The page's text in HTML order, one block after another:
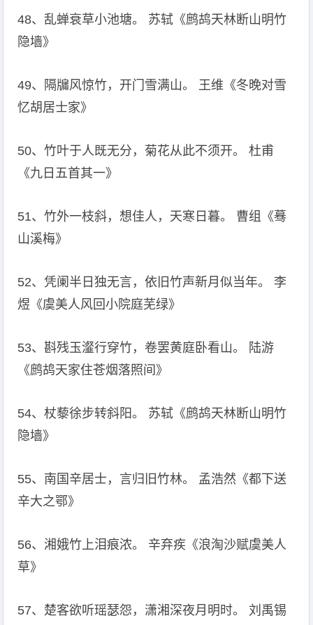
48、乱蝉衰草小池塘。 苏轼《鹧鸪天林断山明竹
隐墙》
49、隔牖风惊竹，开门雪满山。 王维《冬晚对雪
忆胡居士家》
50、竹叶于人既无分，菊花从此不须开。 杜甫
《九日五首其一》
51、竹外一枝斜，想佳人，天寒日暮。 曹组《蓦
山溪梅》
52、凭阑半日独无言，依旧竹声新月似当年。 李
煜《虞美人风回小院庭芜绿》
53、斟残玉瀣行穿竹，卷罢黄庭卧看山。 陆游
《鹧鸪天家住苍烟落照间》
54、杖藜徐步转斜阳。 苏轼《鹧鸪天林断山明竹
隐墙》
55、南国辛居士，言归旧竹林。 孟浩然《都下送
辛大之鄂》
56、湘娥竹上泪痕浓。 辛弃疾《浪淘沙赋虞美人
草》
57、楚客欲听瑶瑟怨，潇湘深夜月明时。 刘禹锡